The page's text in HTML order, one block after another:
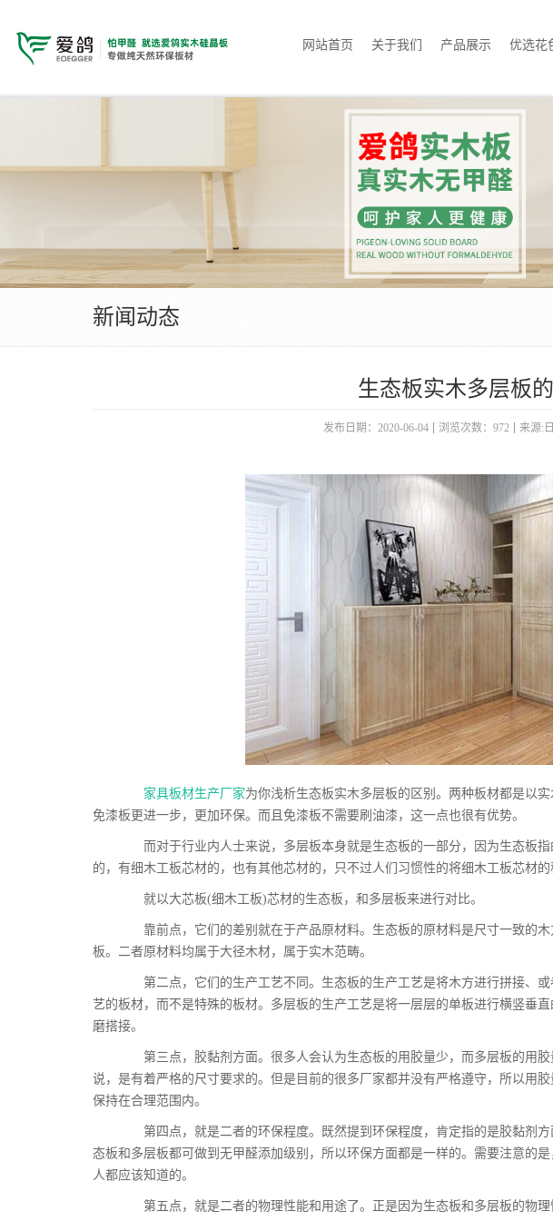
网站首页 关于我们 产品展示 优选花
新闻动态
生态板实木多层板
发布日期：2020-06-04 浏览次数：972 来源:
家具板材生产厂家为你浅析生态板实木多层板的区别。两种板材都是以
免漆板更进一步，更加环保。而且免漆板不需要刷油漆，这一点也很有优势。
而对于行业内人士来说，多层板本身就是生态板的一部分，因为生态板指
的，有细木工板芯材的，也有其他芯材的，只不过人们习惯性的将细木工板芯材的
就以大芯板(细木工板)芯材的生态板，和多层板来进行对比。
靠前点，它们的差别就在于产品原材料。生态板的原材料是尺寸一致的木
板。二者原材料均属于大径木材，属于实木范畴。
第二点，它们的生产工艺不同。生态板的生产工艺是将木方进行拼接、或
艺的板材，而不是特殊的板材。多层板的生产工艺是将一层层的单板进行横竖垂
磨搭接。
第三点，胶黏剂方面。很多人会认为生态板的用胶量少，而多层板的用胶
说，是有着严格的尺寸要求的。但是目前的很多厂家都并没有严格遵守，所以用
保持在合理范围内。
第四点，就是二者的环保程度。既然提到环保程度，肯定指的是胶黏剂方
态板和多层板都可做到无甲醛添加级别，所以环保方面都是一样的。需要注意的
人都应该知道的。
第五点，就是二者的物理性能和用途了。正是因为生态板和多层板的物理